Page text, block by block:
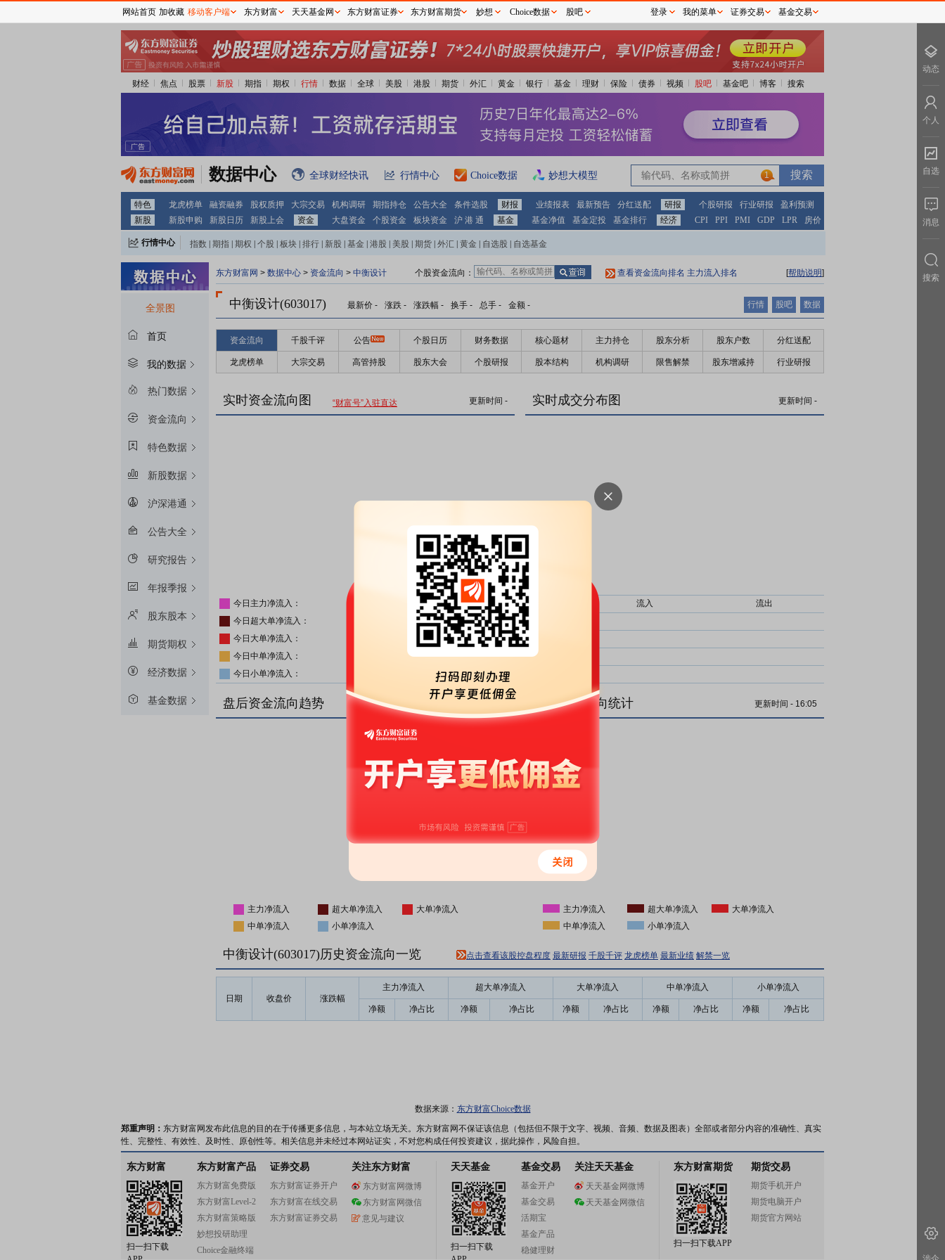
财经 焦点 股票 新股 期指 期权 行情 数据 全球 美股 港股 期货 外汇 黄金 银行 基金 理财 保险 债券 视频 股吧 基金吧 博客 搜索
数据中心 全球财经快讯 行情中心 Choice数据 妙想大模型 1
特色 龙虎榜单 融资融券 股权质押 大宗交易 机构调研 期指持仓 公告大全 条件选股 财报 业绩报表 最新预告 分红送配 研报 个股研报 行业研报
盈利预测
新股
新股申购 新股日历 新股上会 资金 大盘资金 个股资金 板块资金 沪 港 通 基金 基金净值 基金定投 基金排行 经济 CPI PPI PMI GDP LPR 房价
行情中心 指数 期指 期权 个股 板块 排行 新股 基金 港股 美股 期货 外汇 黄金 自选股 自选基金
全景图
首页
我的数据
热门数据
资金流向
特色数据
新股数据
沪深港通
公告大全
研究报告
年报季报
股东股本
期货期权
经济数据
基金数据
东方财富网 > 数据中心 > 资金流向 > 中衡设计 个股资金流向： 查看资金流向排名 主力流入排名 [帮助说明]
中衡设计(603017) 最新价 - 涨跌 - 涨跌幅 - 换手 - 总手 - 金额 - 行情 股吧 数据
资金流向 千股千评 公告 个股日历 财务数据 核心题材 主力持仓 股东分析 股东户数 分红送配
龙虎榜单 大宗交易 高管持股 股东大会 个股研报 股本结构 机构调研 限售解禁 股东增减持 行业研报
实时资金流向图 “财富号”入驻直达 更新时间 -
今日主力净流入：
主力净比：
今日超大单净流入：
超大单净比：
今日大单净流入：
大单净比：
今日中单净流入：
中单净比：
今日小单净流入：
实时成交分布图 更新时间 -
流入
流出
盘后资金流向趋势
主力净流入 超大单净流入
大单净流入
中单净流入
小单净流入
盘后资金流向统计 更新时间 - 16:05
主力净流入 超大单净流入
大单净流入
中单净流入
小单净流入
中衡设计(603017)历史资金流向一览 点击查看该股控盘程度 最新研报 千股千评 龙虎榜单 最新业绩 解禁一览
日期 收盘价 涨跌幅
主力净流入 超大单净流入 大单净流入 中单净流入 小单净流入
净额 净占比 净额 净占比 净额 净占比 净额 净占比 净额 净占比
数据来源： 东方财富Choice数据
郑重声明： 东方财富网发布此信息的目的在于传播更多信息，与本站立场无关。东方财富网不保证该信息（包括但不限于文字、视频、音频、数据及图表）全部或者部分内容的准确性、真实
性、完整性、有效性、及时性、原创性等。相关信息并未经过本网站证实，不对您构成任何投资建议，据此操作，风险自担。
东方财富
扫一扫下载
东方财富产品
东方财富免费版
东方财富Level-2
东方财富策略版
妙想投研助理
Choice金融终端
证券交易
东方财富证券开户
东方财富在线交易
东方财富证券交易
关注东方财富
东方财富网微博
东方财富网微信
意见与建议
天天基金
扫一扫下载
基金交易
基金开户
基金交易
活期宝
基金产品
稳健理财
关注天天基金
天天基金网微博
天天基金网微信
东方财富期货
扫一扫下载APP
期货交易
期货手机开户
期货电脑开户
期货官方网站
网站首页 加收藏 移动客户端 东方财富 天天基金网 东方财富证券 东方财富期货 妙想 Choice数据 股吧 登录 我的菜单 证券交易 基金交易
动态
个人
自选
消息
搜索